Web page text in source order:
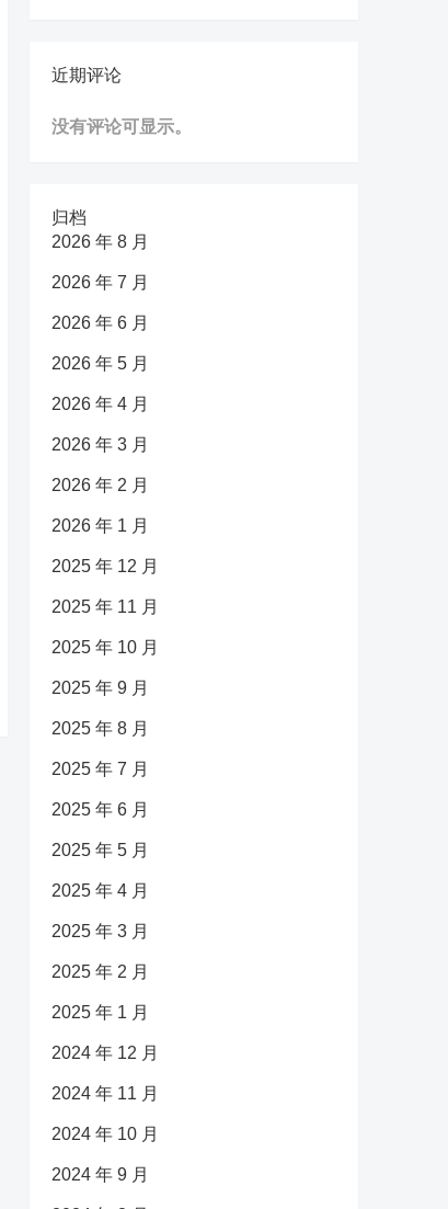
近期评论
没有评论可显示。
归档
2026 年 8 月
2026 年 7 月
2026 年 6 月
2026 年 5 月
2026 年 4 月
2026 年 3 月
2026 年 2 月
2026 年 1 月
2025 年 12 月
2025 年 11 月
2025 年 10 月
2025 年 9 月
2025 年 8 月
2025 年 7 月
2025 年 6 月
2025 年 5 月
2025 年 4 月
2025 年 3 月
2025 年 2 月
2025 年 1 月
2024 年 12 月
2024 年 11 月
2024 年 10 月
2024 年 9 月